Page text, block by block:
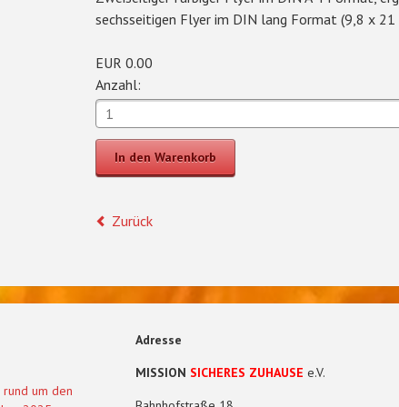
sechsseitigen Flyer im DIN lang Format (9,8 x 21
EUR 0.00
Anzahl:
Zurück
um den
Adresse
MISSION SICHERES ZUHAUSE e.V.